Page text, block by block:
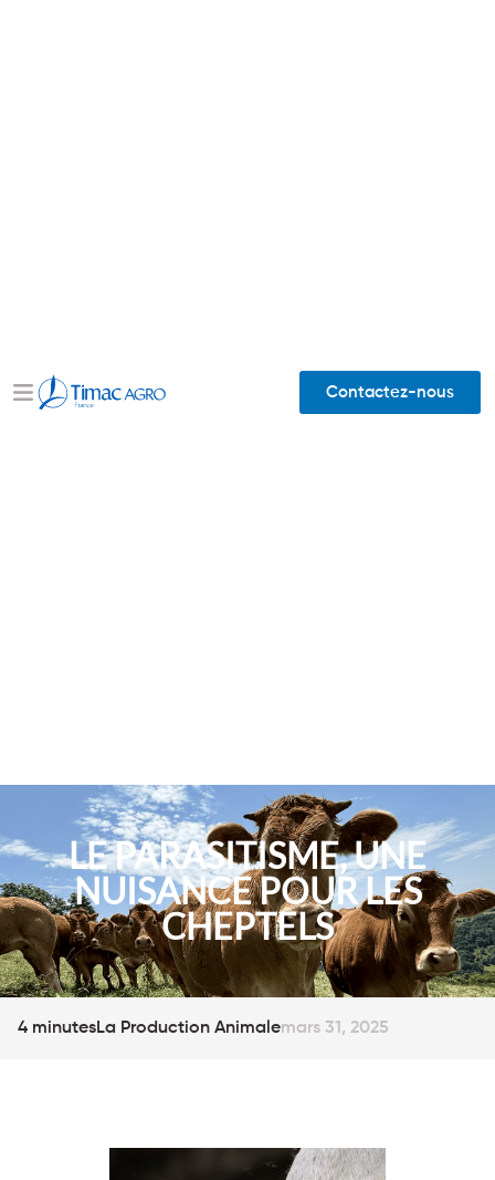
Contactez-nous
LE PARASITISME, UNE
NUISANCE POUR LES
CHEPTELS
4 minutesLa Production Animalemars 31, 2025